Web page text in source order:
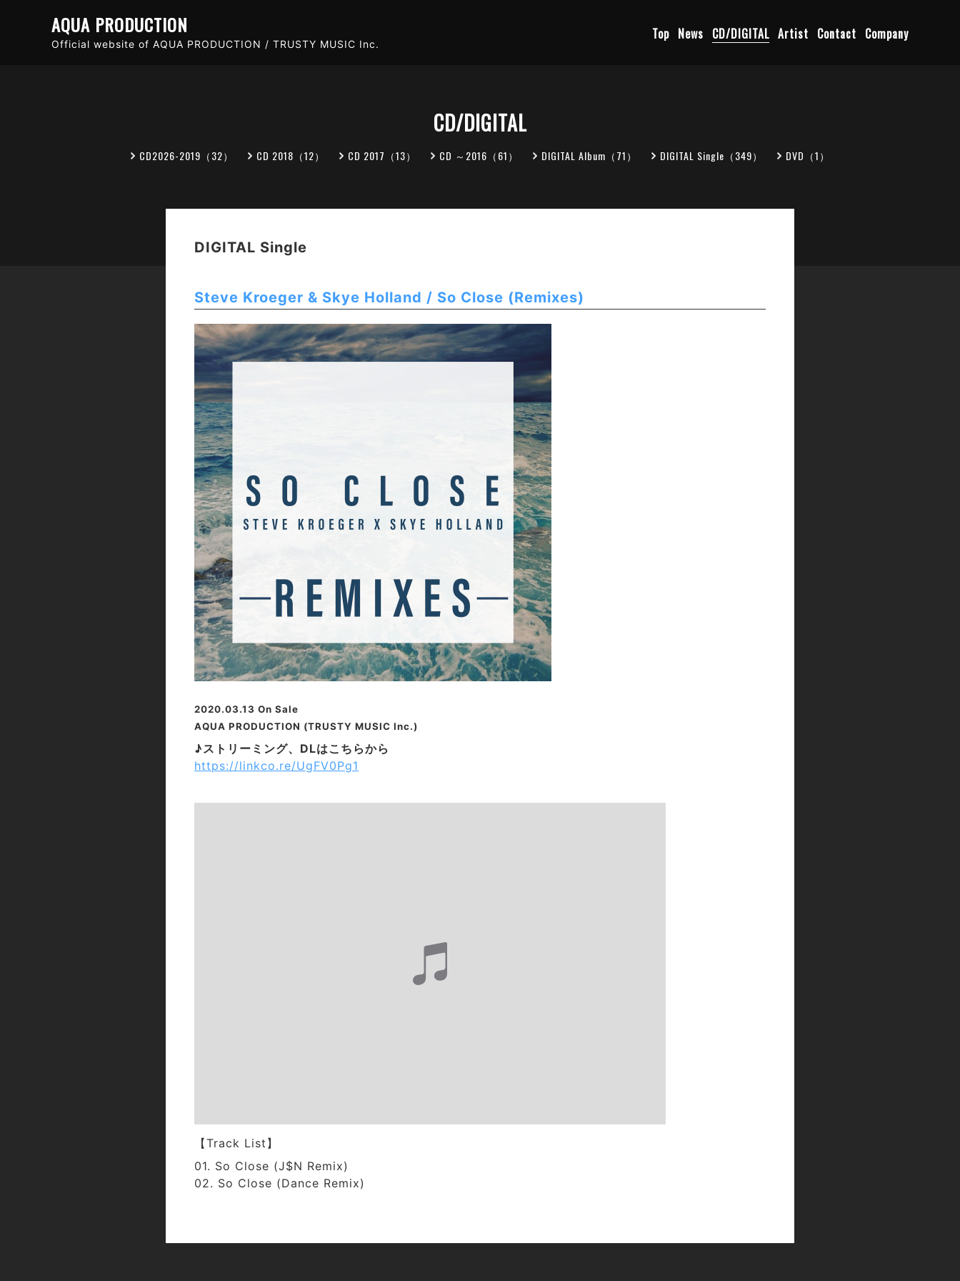
AQUA PRODUCTION
Official website of AQUA PRODUCTION / TRUSTY MUSIC Inc.
Top News CD/DIGITAL Artist Contact Company
CD/DIGITAL
CD2026-2019（32） CD 2018（12） CD 2017（13） CD ～2016（61） DIGITAL Album（71） DIGITAL Single（349） DVD（1）
DIGITAL Single
Steve Kroeger & Skye Holland / So Close (Remixes)
2020.03.13 On Sale
AQUA PRODUCTION (TRUSTY MUSIC Inc.)
♪ストリーミング、DLはこちらから
https://linkco.re/UgFV0Pg1
【Track List】
01. So Close (J$N Remix)
02. So Close (Dance Remix)